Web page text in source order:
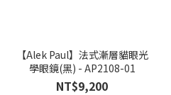
【Alek Paul】法式漸層貓眼光
學眼鏡(黑) - AP2108-01
NT$9,200